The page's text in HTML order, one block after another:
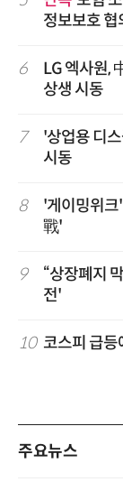
정보보호
6
LG 엑사원,
상생 시동
7
'상업용 디
시동
8
'게이밍위
戰'
9
“상장폐지
전'
10 코스피 급등
주요뉴스